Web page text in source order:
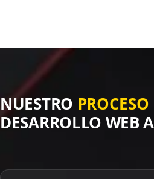
NUESTRO PROCESO
DESARROLLO WEB